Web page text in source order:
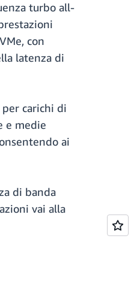
turbo all-
con
latenza di
carichi di
e medie
ai
di banda
vai alla